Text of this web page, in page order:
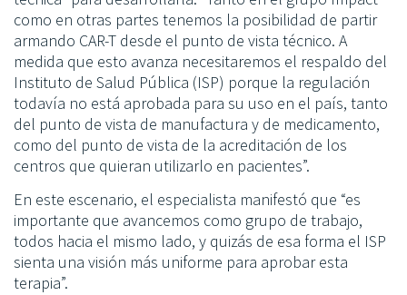
como en otras partes tenemos la posibilidad de partir
armando CAR-T desde el punto de vista técnico. A
medida que esto avanza necesitaremos el respaldo del
Instituto de Salud Pública (ISP) porque la regulación
todavía no está aprobada para su uso en el país, tanto
del punto de vista de manufactura y de medicamento,
como del punto de vista de la acreditación de los
centros que quieran utilizarlo en pacientes”.
En este escenario, el especialista manifestó que “es
importante que avancemos como grupo de trabajo,
todos hacia el mismo lado, y quizás de esa forma el ISP
sienta una visión más uniforme para aprobar esta
terapia”.